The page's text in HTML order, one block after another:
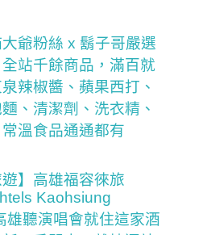
大爺粉絲 x 鬍子哥嚴選
站千餘商品，滿百就
辣椒醬、蘋果西打、
、清潔劑、洗衣精、
溫食品通通都有
遊】高雄福容徠旅
Kaohsiung
雄聽演唱會就住這家酒